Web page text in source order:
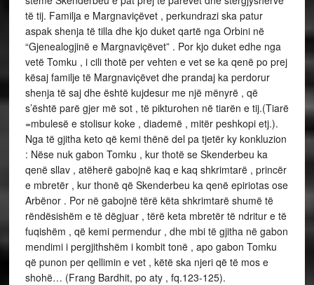
të tij. Familja e Margnaviçëvet , perkundrazi ska patur
aspak shenja të tilla dhe kjo duket qartë nga Orbini në
“Gjenealogjinë e Margnaviçëvet” . Por kjo duket edhe nga
vetë Tomku , i cili thotë per vehten e vet se ka qenë po prej
kësaj familje të Margnaviçëvet dhe prandaj ka perdorur
shenja të saj dhe është kujdesur me një mënyrë , që
s’është parë gjer më sot , të pikturohen në tiarën e tij.(Tiarë
=mbulesë e stolisur koke , diademë , mitër peshkopi etj.).
Nga të gjitha keto që kemi thënë del pa tjetër ky konkluzion
: Nëse nuk gabon Tomku , kur thotë se Skenderbeu ka
qenë sllav , atëherë gabojnë kaq e kaq shkrimtarë , princër
e mbretër , kur thonë që Skenderbeu ka qenë epiriotas ose
Arbënor . Por në gabojnë tërë këta shkrimtarë shumë të
rëndësishëm e të dëgjuar , tërë keta mbretër të ndritur e të
fuqishëm , që kemi permendur , dhe mbi të gjitha në gabon
mendimi i pergjithshëm i kombit tonë , apo gabon Tomku
që punon per qellimin e vet , këtë ska njeri që të mos e
shohë… (Frang Bardhit, po aty , fq.123-125).